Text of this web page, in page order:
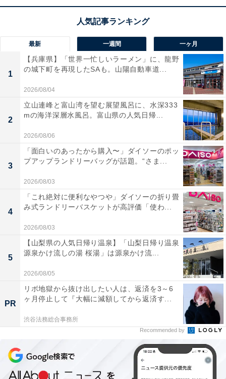
組提案など、快適な機能も充実しています。
ユーザーからは「映像が綺麗で動きがなめらか」「音が
パワフル」と高評価です。一方で、「機能が多くて操作
に慣れるまで少し時間がかかる」という声も。大画面で
迫力ある映像と音を満喫したい人や、ネット動画をよく
見る人には、おすすめの商品といえそうです。
あわせて読みたい
【Amazonお買い得情報】Pioneer「車載ス
ピーカー」が特別価格で登場中【4月22日】
【今日チェックしたい】REGZAの人気商品5選
REGZA「55Z570L」
最新 一週間 一ヶ月
1
【兵庫県】「世界一忙しいラーメン」に、龍野
の城下町を再現したSAも。山陽自動車道...
2026/08/04
2
立山連峰と富山湾を望む展望風呂に、水深333
mの海洋深層水風呂。富山県の人気日帰...
2026/08/06
3
「面白いのあったから購入〜」ダイソーのポッ
プアップランドリーバッグが話題。“さま...
2026/08/03
4
「これ絶対に便利なやつや」ダイソーの折り畳
み式ランドリーバスケットが高評価「使わ...
2026/08/03
5
【山梨県の人気日帰り温泉】「山梨日帰り温泉
源泉かけ流しの湯 桜湯」は源泉かけ流...
2026/08/05
PR
リボ地獄から抜け出したい人は、返済を3～6
ヶ月停止して『大幅に減額してから返済す...
渋谷法務総合事務所
Recommended by